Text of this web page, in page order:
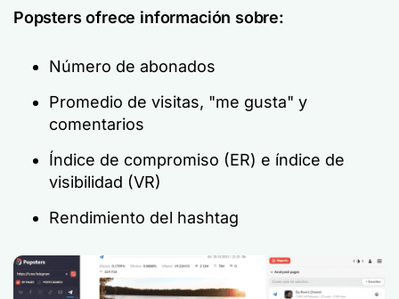
Popsters ofrece información sobre:
Número de abonados
Promedio de visitas, "me gusta" y
comentarios
Índice de compromiso (ER) e índice de
visibilidad (VR)
Rendimiento del hashtag